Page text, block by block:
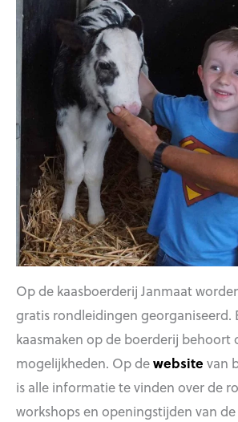
Op de kaasboerderij Janmaat
gratis rondleidingen georganiseerd.
kaasmaken op de boerderij behoort
mogelijkheden. Op dewebsite van
is alle informatie te vinden over de
workshops en openingstijden van